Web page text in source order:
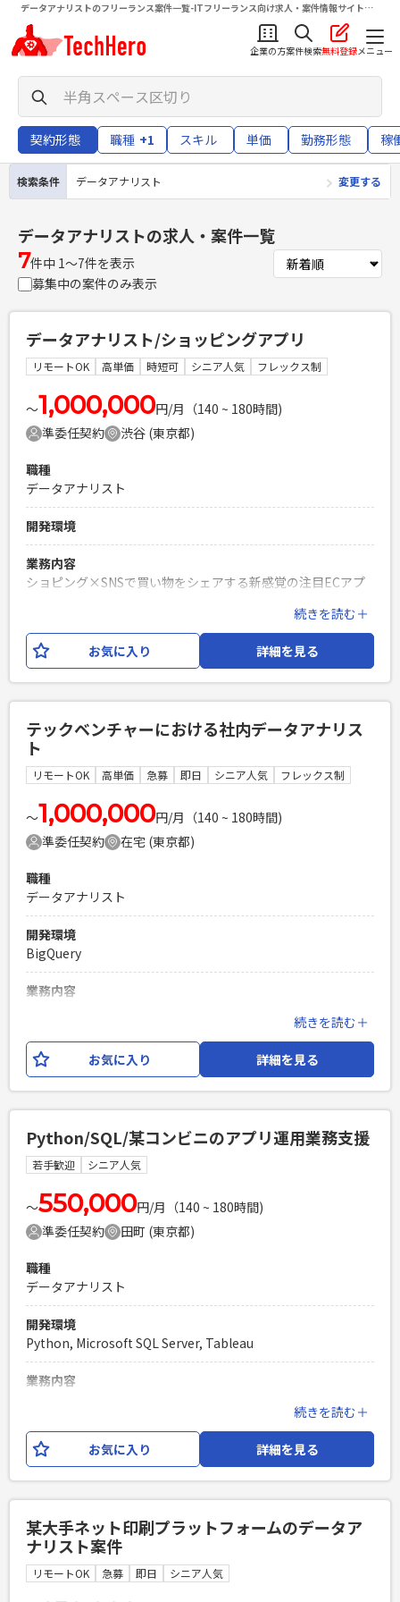
データアナリストのフリーランス案件一覧-ITフリーランス向け求人・案件情報サイトテ
クヒロ（TechHero）
企業の方案件検索無料登録メニュー
契約形態 職種 +1 スキル 単価 勤務形態 稼
検索条件 データアナリスト 変更する
データアナリストの求人・案件一覧
7件中 1〜7件を表示
募集中の案件のみ表示
データアナリスト/ショッピングアプリ
リモートOK 高単価 時短可 シニア人気 フレックス制
〜1,000,000円/月（140 ~ 180時間)
準委任契約
渋谷 (東京都)
職種
データアナリスト
開発環境
業務内容
ショピング×SNSで買い物をシェアする新感覚の注目ECアプ
サービスを拡大するために開発力強化いたします。 今回は、
データアナリストとして、プロダクト課題、ビジネス課題に
おける定量・定性分析を行い、 課題特定と解決をしていただ
て、最適なデータ分析の計画を立てます。 ・指標の運用：目
標となるKGIやKPIを設定し、可視化と運用を行います。 ・分
析実務：データの抽出、加工、集計、分析といった一連の作
業を行います。 ・関係者との連携：様々な部門と協力し、分
析結果を施策へとつなげます。 ・施策立案の支援：分析結果
をもとに、具体的な施策の立案をサポートします。 ・レポー
ト作成と活用促進：分析結果を分かりやすく報告し、業務で
必須スキル
・事業やプロダクトをグロースさせるための仮説化力、分析
力 ・プロダクトマネージャーやエンジニアなどのステークホ
ルダーとのコミュニケーション、提案、合意形成、推進能力
・MAUが最低でも数百万以上、もしくはそれに近い規模での
経験 ・SQLの高度な運用能力 ・スプレッドシート、Looker
Studio等によるダッシュボード構築能力 ・基礎的な統計的知
PHPを用いたWebサービスの開発経験4年以上
Laravelを用いた開発経験1年以上
続きを読む＋
お気に入り 詳細を見る
テックベンチャーにおける社内データアナリス
ト
リモートOK 高単価 急募 即日 シニア人気 フレックス制
〜1,000,000円/月（140 ~ 180時間)
準委任契約
在宅 (東京都)
職種
データアナリスト
開発環境
BigQuery
業務内容
内の案件となります。 ・産業構造を変革する「データ革命の
最前線」へ 紙、人の手などアナログなものが当たり前な産業
内でデジタルに置き換える価値がある事業です。 ビジネス課
が主役のような感覚で積んでいただけます。データ分析能力を
活かして事業の意思決定をサポート頂きます。 データアナリ
ティクス ・KPI集計業務 ・ABテストに向けた対象ユーザー様
のデータ作成・実験結果を可視化 開発環境： ・BigQuery ・
Google Spread ・Redash ・Vertex AI ・Looker Studio ・
CRMツール（KARTE）
必須スキル
・ビジネスサイドや経営陣等も含むコミュニケーション能
力、論理的思考 ・SQLにおけるBigQueryデータ操作が可能
（分析関数を1人称） ・Eコマース領域の分析、インサイトレ
ポート（顧客/売上/ファネル/広告効果/ABテスト） ・Github
PHPを用いたWebサービスの開発経験4年以上
続きを読む＋
お気に入り 詳細を見る
Python/SQL/某コンビニのアプリ運用業務支援
若手歓迎 シニア人気
〜550,000円/月（140 ~ 180時間)
準委任契約
田町 (東京都)
職種
データアナリスト
開発環境
Python, Microsoft SQL Server, Tableau
業務内容
の他 の作業を行ってもらいます。1人で作業を進めてもらいま
す。
データ抽出等のご経験 ・長期参画が可能な方
PHPを用いたWebサービスの開発経験4年以上
Laravelを用いた開発経験1年以上
続きを読む＋
お気に入り 詳細を見る
某大手ネット印刷プラットフォームのデータア
ナリスト案件
リモートOK 急募 即日 シニア人気